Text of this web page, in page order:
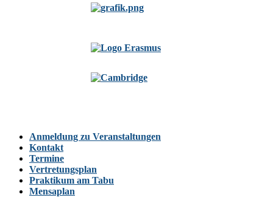
Anmeldung zu Veranstaltungen
Kontakt
Termine
Vertretungsplan
Praktikum am Tabu
Mensaplan